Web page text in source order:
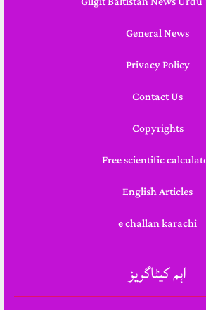
General News
Privacy Policy
Contact Us
Copyrights
Free scientific
English Articles
e challan karachi
اہم کیٹاگریز